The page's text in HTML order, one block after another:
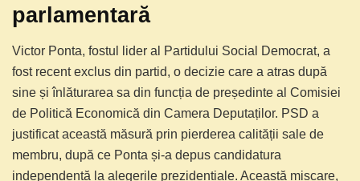
parlamentară
Victor Ponta, fostul lider al Partidului Social Democrat, a
fost recent exclus din partid, o decizie care a atras după
sine și înlăturarea sa din funcția de președinte al Comisiei
de Politică Economică din Camera Deputaților. PSD a
justificat această măsură prin pierderea calității sale de
membru, după ce Ponta și-a depus candidatura
independentă la alegerile prezidențiale. Această mișcare,